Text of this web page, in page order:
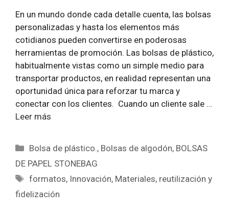
En un mundo donde cada detalle cuenta, las bolsas
personalizadas y hasta los elementos más
cotidianos pueden convertirse en poderosas
herramientas de promoción. Las bolsas de plástico,
habitualmente vistas como un simple medio para
transportar productos, en realidad representan una
oportunidad única para reforzar tu marca y
conectar con los clientes. Cuando un cliente sale …
Leer más
Categorías
Bolsa de plástico. , Bolsas de algodón, BOLSAS
DE PAPEL STONEBAG
Etiquetas
formatos, Innovación, Materiales, reutilización y
fidelización